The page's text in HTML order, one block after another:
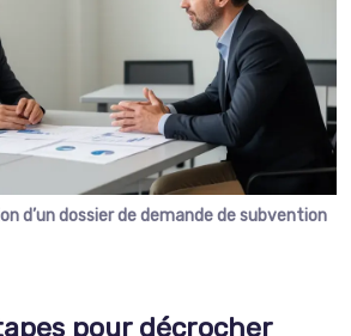
d’un dossier de demande de subvention
pour décrocher